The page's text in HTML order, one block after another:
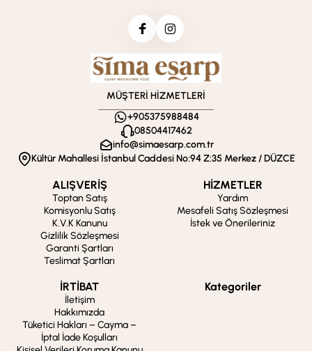
MÜŞTERİ HİZMETLERİ
+905375988484
08504417462
info@simaesarp.com.tr
Kültür Mahallesi İstanbul Caddesi No:94 Z:35 Merkez / DÜZCE
ALIŞVERİŞ
Toptan Satış
Komisyonlu Satış
K.V.K Kanunu
Gizlilik Sözleşmesi
Garanti Şartları
Teslimat Şartları
HİZMETLER
Yardım
Mesafeli Satış Sözleşmesi
İstek ve Önerileriniz
İRTİBAT
İletişim
Hakkımızda
Tüketici Hakları – Cayma –
İptal İade Koşulları
Kategoriler